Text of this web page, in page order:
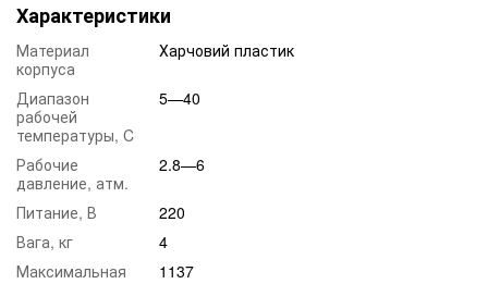
виробництва США.
Зворотньоосмотична мембрана (основний елемент
системи зворотного осмосу, який видаляє з води 99,8%
всіх забруднень). Стандартна мембрана на 150 галон
виробництва США.
Комплектація системи:
Корпус системи зворотного осмосу c насосом для
підвищення тиску і контролером.
Фільтруючі елементи: PP-5, CTO, дві мембрани на 150G.
Кран для чистої води.
Комплект для підключення системи зворотного осмосу
Характеристики
Материал
корпуса
Харчовий пластик
Диапазон
рабочей
температуры, C
5—40
Рабочие
давление, атм.
2.8—6
Питание, В
220
Вага, кг
4
Максимальная
1137